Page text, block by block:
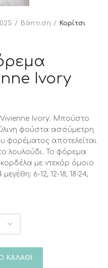
Βάπτιση Κορίτσι
Ivory
Ivory. Μπούστο
φούστα ασσύμετρη
φορέματος αποτελείται
λουλούδι. Το φόρεμα
με ντεκόρ όμοιο
6-12, 12-18, 18-24,
ΚΑΛΆΘΙ